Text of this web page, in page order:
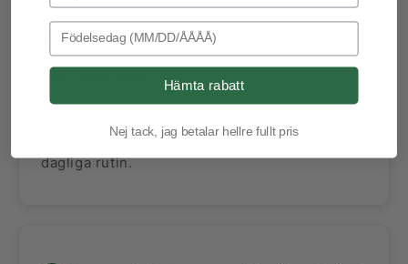
När är bästa tiden att använda
cannabisolja?
morgonen och kvällen som en del av din
dagliga rutin.
Birthday
Hämta rabatt
Nej tack, jag betalar hellre fullt pris